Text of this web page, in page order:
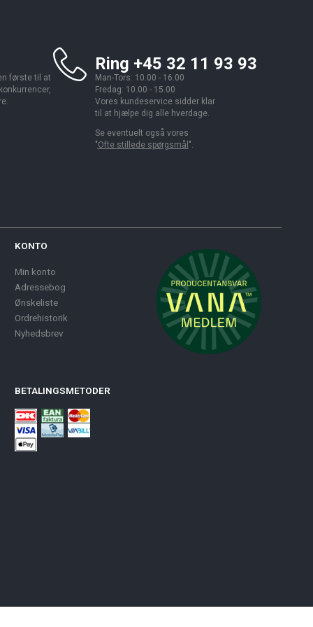
første til at
Ring +45 32 11 93 93
Man-Tors: 10.00 - 16.00
Fredag: 10.00 - 15.00
Vores kundeservice sidder klar
til at hjælpe dig alle hverdage.
Se eventuelt også vores
"Ofte stillede spørgsmål ".
KONTO
Min konto
Adressebog
Ønskeliste
Ordrehistorik
Nyhedsbrev
BETALINGSMETODER